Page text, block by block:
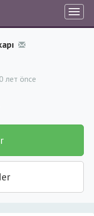
лет önce